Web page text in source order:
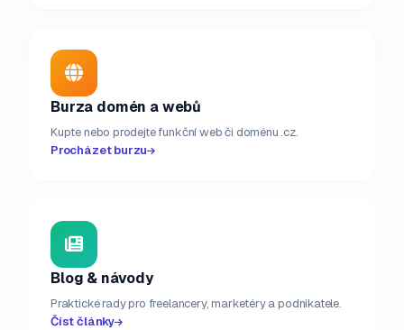
Burza domén a webů
Kupte nebo prodejte funkční web či doménu .cz.
Procházet burzu
Blog & návody
Praktické rady pro freelancery, marketéry a podnikatele.
Číst články